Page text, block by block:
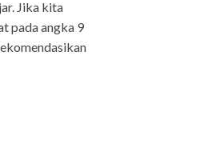
Jika kita
pada angka 9